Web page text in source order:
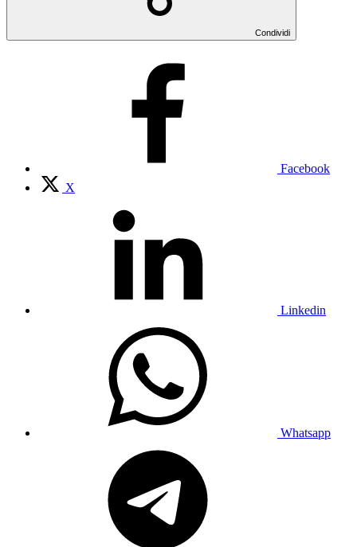
Condividi
Facebook
X
Linkedin
Whatsapp